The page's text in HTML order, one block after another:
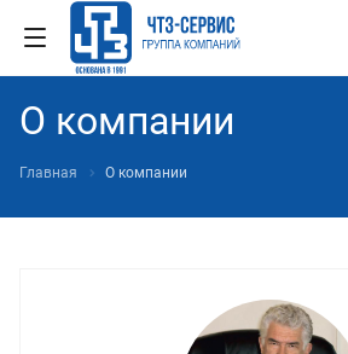
О компании
Главная О компании